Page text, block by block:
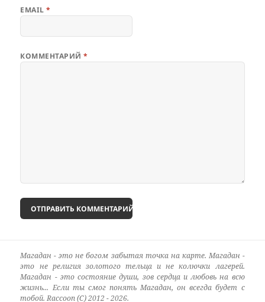
EMAIL*
КОММЕНТАРИЙ*
Магадан - это не богом забытая точка на карте. Магадан -
это не религия золотого тельца и не колючки лагерей.
Магадан - это состояние души, зов сердца и любовь на всю
жизнь... Если ты смог понять Магадан, он всегда будет с
тобой. Raccoon (C) 2012 - 2026.